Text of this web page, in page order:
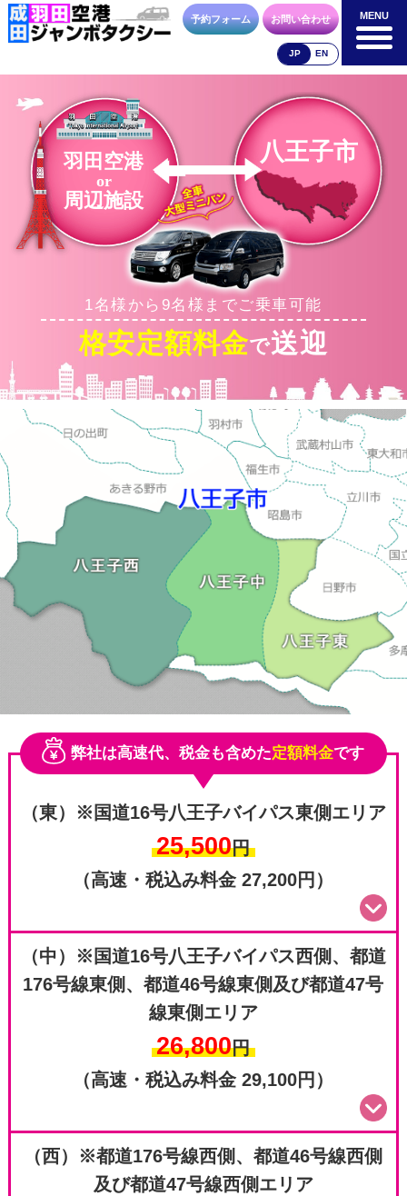
MENU
成田空港
料金表
空港送迎以外
料金表
車種・荷物 お支払方法 合流方法
お問合せ 予約フォーム
その
他料
金
予約フォーム お問い合わせ
JP EN
MENU
羽田空港
or
周辺施設
八王子市
1名様から9名様までご乗車可能
格安定額料金で送迎
弊社は高速代、税金も含めた定額料金です
（東）※国道16号八王子バイパス東側エリア
25,500円
（高速・税込み料金 27,200円）
（中）※国道16号八王子バイパス西側、都道
176号線東側、都道46号線東側及び都道47号
線東側エリア
26,800円
（高速・税込み料金 29,100円）
（西）※都道176号線西側、都道46号線西側
及び都道47号線西側エリア